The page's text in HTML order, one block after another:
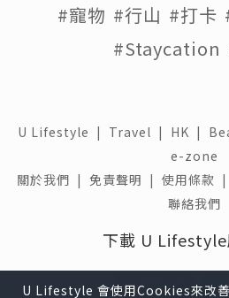
#寵物 #行山 #打卡
#Staycation
U Lifestyle | Travel | HK |
e-zone
關於我們 | 免責聲明 | 使用條款 |
聯絡我們
下載 U
U Lifestyle 會使用Cookies來改